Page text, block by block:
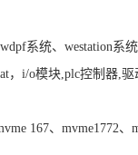
系统、westation系
，i/o模块,plc控制器,驱
167、mvme1772、